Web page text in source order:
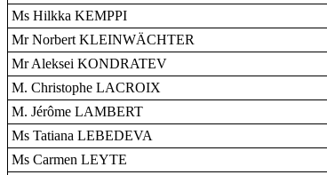
Ms Hilkka KEMPPI
Mr Norbert KLEINWÄCHTER
Mr Aleksei KONDRATEV
M. Christophe LACROIX
M. Jérôme LAMBERT
Ms Tatiana LEBEDEVA
Ms Carmen LEYTE